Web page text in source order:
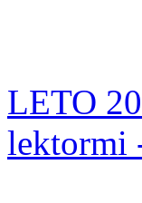
LETO
lektormi